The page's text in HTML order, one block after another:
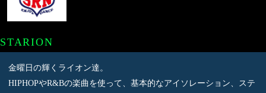
STARION
金曜日の輝くライオン達。
HIPHOPやR&Bの楽曲を使って、基本的なアイソレーション、ステ